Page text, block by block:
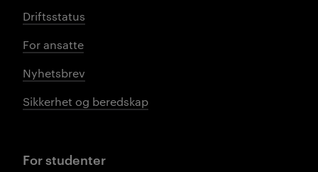
Driftsstatus
For ansatte
Nyhetsbrev
Sikkerhet og beredskap
For studenter